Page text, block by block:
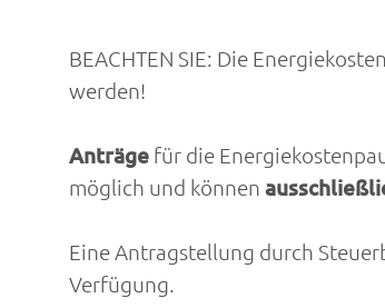
BEACHTEN SIE: Die
werden!
Anträge für die
möglich und können
Eine Antragstellung durch
Verfügung.